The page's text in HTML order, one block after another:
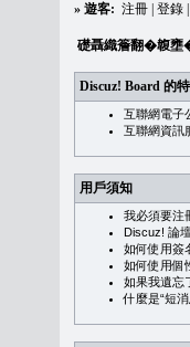
» 遊客: 注冊 登錄
礎聶織簷翻�䪖
Discuz! Board 的
互聯網電子
互聯網資訊
用戶須知
我必須要注
Discuz! 論
如何使用簽
如何使用個
如果我遺忘
什麼是“短消